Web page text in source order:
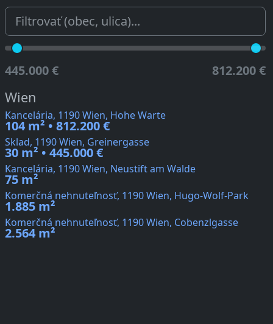
445.000 € 812.200 €
Wien
Kancelária, 1190 Wien, Hohe Warte
104 m² • 812.200 €
Sklad, 1190 Wien, Greinergasse
30 m² • 445.000 €
Kancelária, 1190 Wien, Neustift am Walde
75 m²
Komerčná nehnuteľnosť, 1190 Wien, Hugo-Wolf-Park
1.885 m²
Komerčná nehnuteľnosť, 1190 Wien, Cobenzlgasse
2.564 m²